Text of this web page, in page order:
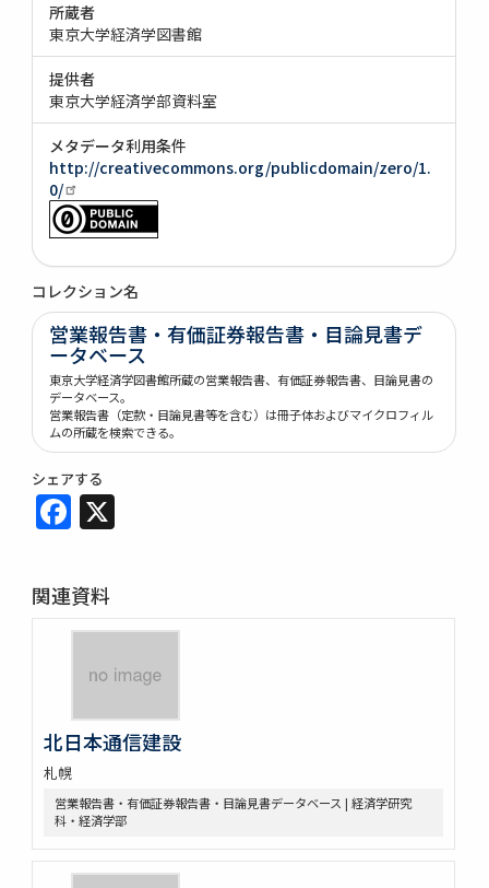
所蔵者
東京大学経済学図書館
提供者
東京大学経済学部資料室
メタデータ利用条件
http://creativecommons.org/publicdomain/zero/1.
0/
コレクション名
営業報告書・有価証券報告書・目論見書デ
ータベース
東京大学経済学図書館所蔵の営業報告書、有価証券報告書、目論見書の
データベース。
営業報告書（定款・目論見書等を含む）は冊子体およびマイクロフィル
ムの所蔵を検索できる。
シェアする
Facebook
関連資料
北日本通信建設
札幌
営業報告書・有価証券報告書・目論見書データベース | 経済学研究
科・経済学部